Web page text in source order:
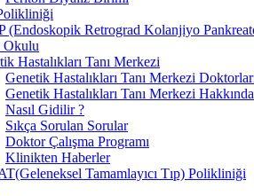
(Endoskopik Retrograd Kolanjiyo
Okulu
Hastalıkları Tanı Merkezi
Genetik Hastalıkları Tanı Merkezi
Genetik Hastalıkları Tanı Merkezi Hakkında
Nasıl Gidilir ?
Sıkça Sorulan Sorular
Doktor Çalışma Programı
Klinikten Haberler
Tamamlayıcı Tıp) Polikliniği